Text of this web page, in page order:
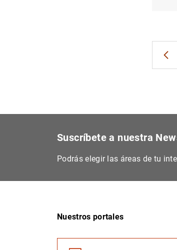
Suscríbete a nuestra
Podrás elegir las áreas de tu
Nuestros portales